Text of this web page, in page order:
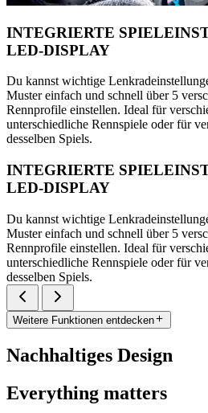
INTEGRIERTE
LED-DISPLAY
Du kannst wichtige
Muster einfach und schnell über 5
Rennprofile einstellen. Ideal für
unterschiedliche Rennspiele oder für
desselben Spiels.
INTEGRIERTE
LED-DISPLAY
Du kannst wichtige
Muster einfach und schnell über 5
Rennprofile einstellen. Ideal für
unterschiedliche Rennspiele oder für
desselben Spiels.
Weitere Funktionen entdecken
Nachhaltiges Design
Everything matters